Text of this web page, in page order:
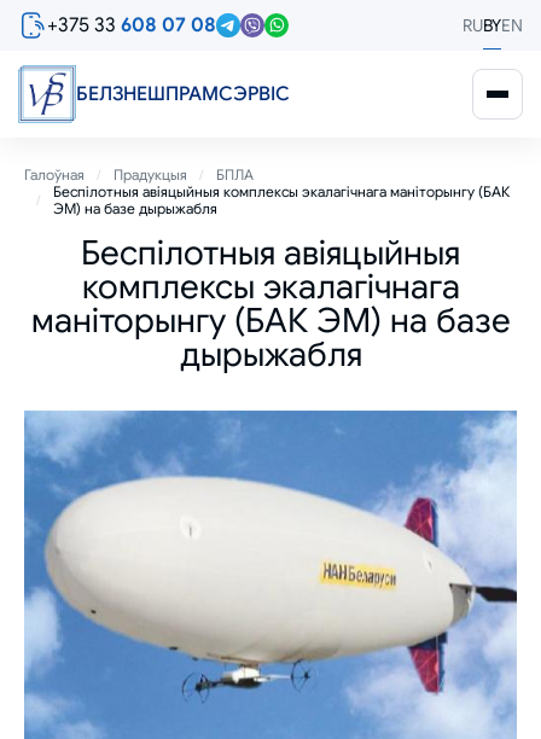
Перайсці
змесціва
+375 33 608 07 08 RUBYEN
БЕЛЗНЕШПРАМСЭРВIС
Breadcrumb
Галоўная Прадукцыя
БПЛА
Беспілотныя авіяцыйныя комплексы экалагічнага маніторынгу (БАК
ЭМ) на базе дырыжабля
Беспілотныя авіяцыйныя
комплексы экалагічнага
маніторынгу (БАК ЭМ) на базе
дырыжабля